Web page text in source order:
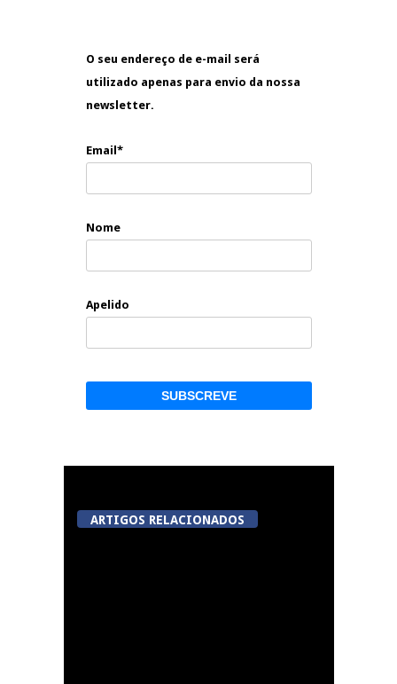
O seu endereço de e-mail será
utilizado apenas para envio da nossa
newsletter.
Email*
Nome
Apelido
ARTIGOS RELACIONADOS